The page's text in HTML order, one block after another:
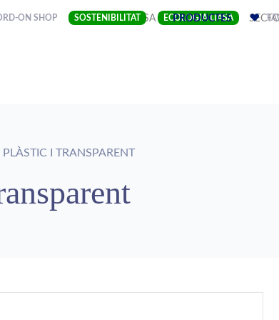
ON SHOP SOSTENIBILITAT ECOLOGIA LIASA
EMPRESA(CURRENT)
PRODUCTES
I TRANSPARENT